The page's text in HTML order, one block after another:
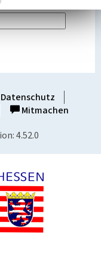
Datenschutz
Mitmachen
4.52.0